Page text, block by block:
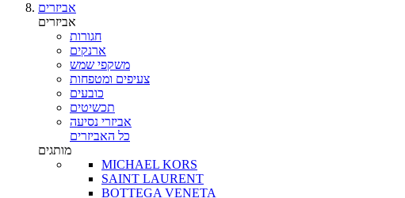
אביזרים
אביזרים
חגורות
ארנקים
משקפי שמש
צעיפים ומטפחות
כובעים
תכשיטים
אביזרי נסיעה
כל האביזרים
מותגים
MICHAEL KORS
SAINT LAURENT
BOTTEGA VENETA